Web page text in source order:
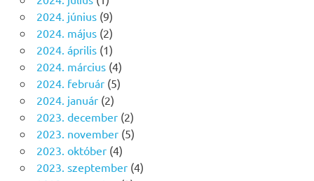
2024. június(9)
2024. május(2)
2024. április(1)
2024. március(4)
2024. február(5)
2024. január(2)
2023. december(2)
2023. november(5)
2023. október(4)
2023. szeptember(4)